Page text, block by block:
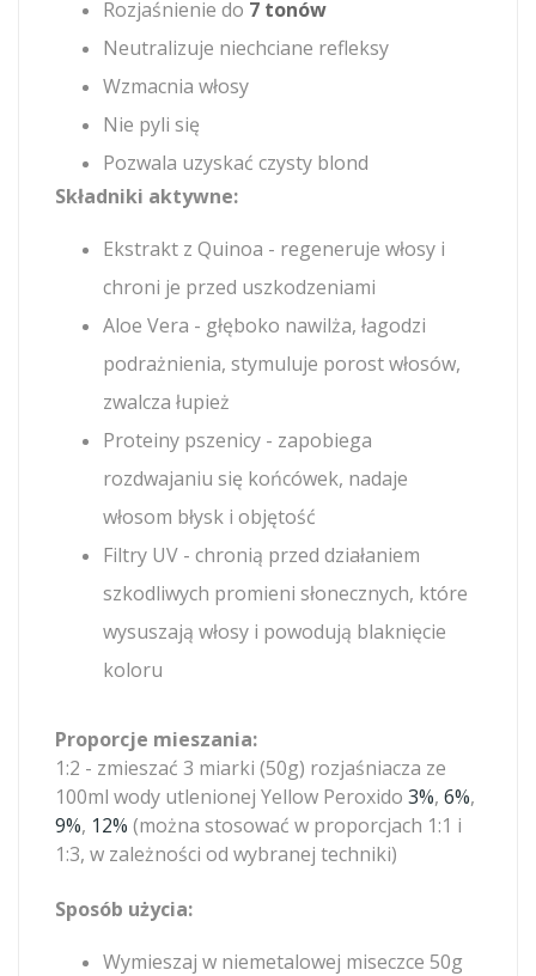
Rozjaśnienie do 7 tonów
Neutralizuje niechciane refleksy
Wzmacnia włosy
Nie pyli się
Pozwala uzyskać czysty blond
Składniki aktywne:
Ekstrakt z Quinoa - regeneruje włosy i
chroni je przed uszkodzeniami
Aloe Vera - głęboko nawilża, łagodzi
podrażnienia, stymuluje porost włosów,
zwalcza łupież
Proteiny pszenicy - zapobiega
rozdwajaniu się końcówek, nadaje
włosom błysk i objętość
Filtry UV - chronią przed działaniem
szkodliwych promieni słonecznych, które
wysuszają włosy i powodują blaknięcie
koloru
Proporcje mieszania:
1:2 - zmieszać 3 miarki (50g) rozjaśniacza ze
100ml wody utlenionej Yellow Peroxido 3%, 6%,
9%, 12% (można stosować w proporcjach 1:1 i
1:3, w zależności od wybranej techniki)
Sposób użycia:
Wymieszaj w niemetalowej miseczce 50g